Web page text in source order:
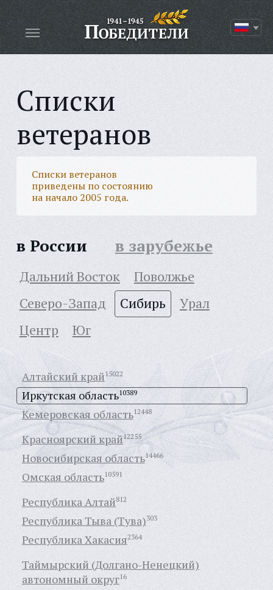
Списки
ветеранов
Списки ветеранов
приведены по состоянию
на начало 2005 года.
в России в зарубежье
Дальний Восток
Поволжье
Северо-Запад
Сибирь
Урал
Центр
Юг
Алтайский край15022
Иркутская область10389
Кемеровская область12448
Красноярский край12255
Новосибирская область14466
Омская область10591
Республика Алтай812
Республика Тыва (Тува)303
Республика Хакасия2364
Таймырский (Долгано-Ненецкий)
автономный округ16